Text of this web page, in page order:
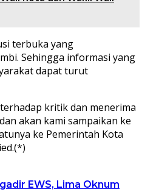
terbuka yang
Sehingga informasi yang
dapat turut
kritik dan menerima
akan kami sampaikan ke
ke Pemerintah Kota
EWS, Lima Oknum